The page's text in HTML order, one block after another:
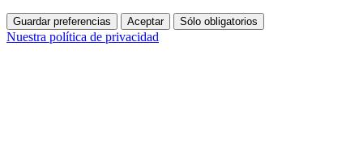
Guardar preferencias Aceptar Sólo obligatorios
Nuestra política de privacidad